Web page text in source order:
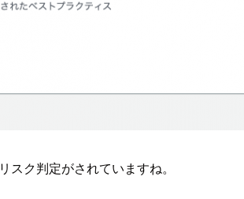
スク判定がされていますね。